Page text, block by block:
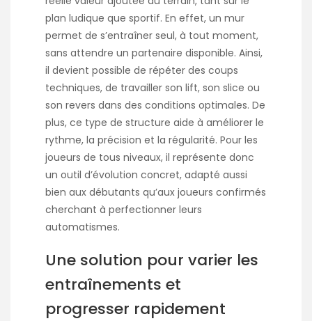
plan ludique que sportif. En effet, un mur
permet de s’entraîner seul, à tout moment,
sans attendre un partenaire disponible. Ainsi,
il devient possible de répéter des coups
techniques, de travailler son lift, son slice ou
son revers dans des conditions optimales. De
plus, ce type de structure aide à améliorer le
rythme, la précision et la régularité. Pour les
joueurs de tous niveaux, il représente donc
un outil d’évolution concret, adapté aussi
bien aux débutants qu’aux joueurs confirmés
cherchant à perfectionner leurs
automatismes.
Une solution pour varier les
entraînements et
progresser rapidement